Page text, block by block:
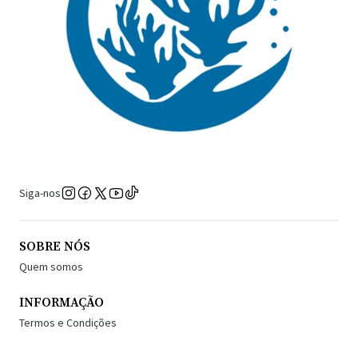
Siga-nos
SOBRE NÓS
Quem somos
INFORMAÇÃO
Termos e Condições